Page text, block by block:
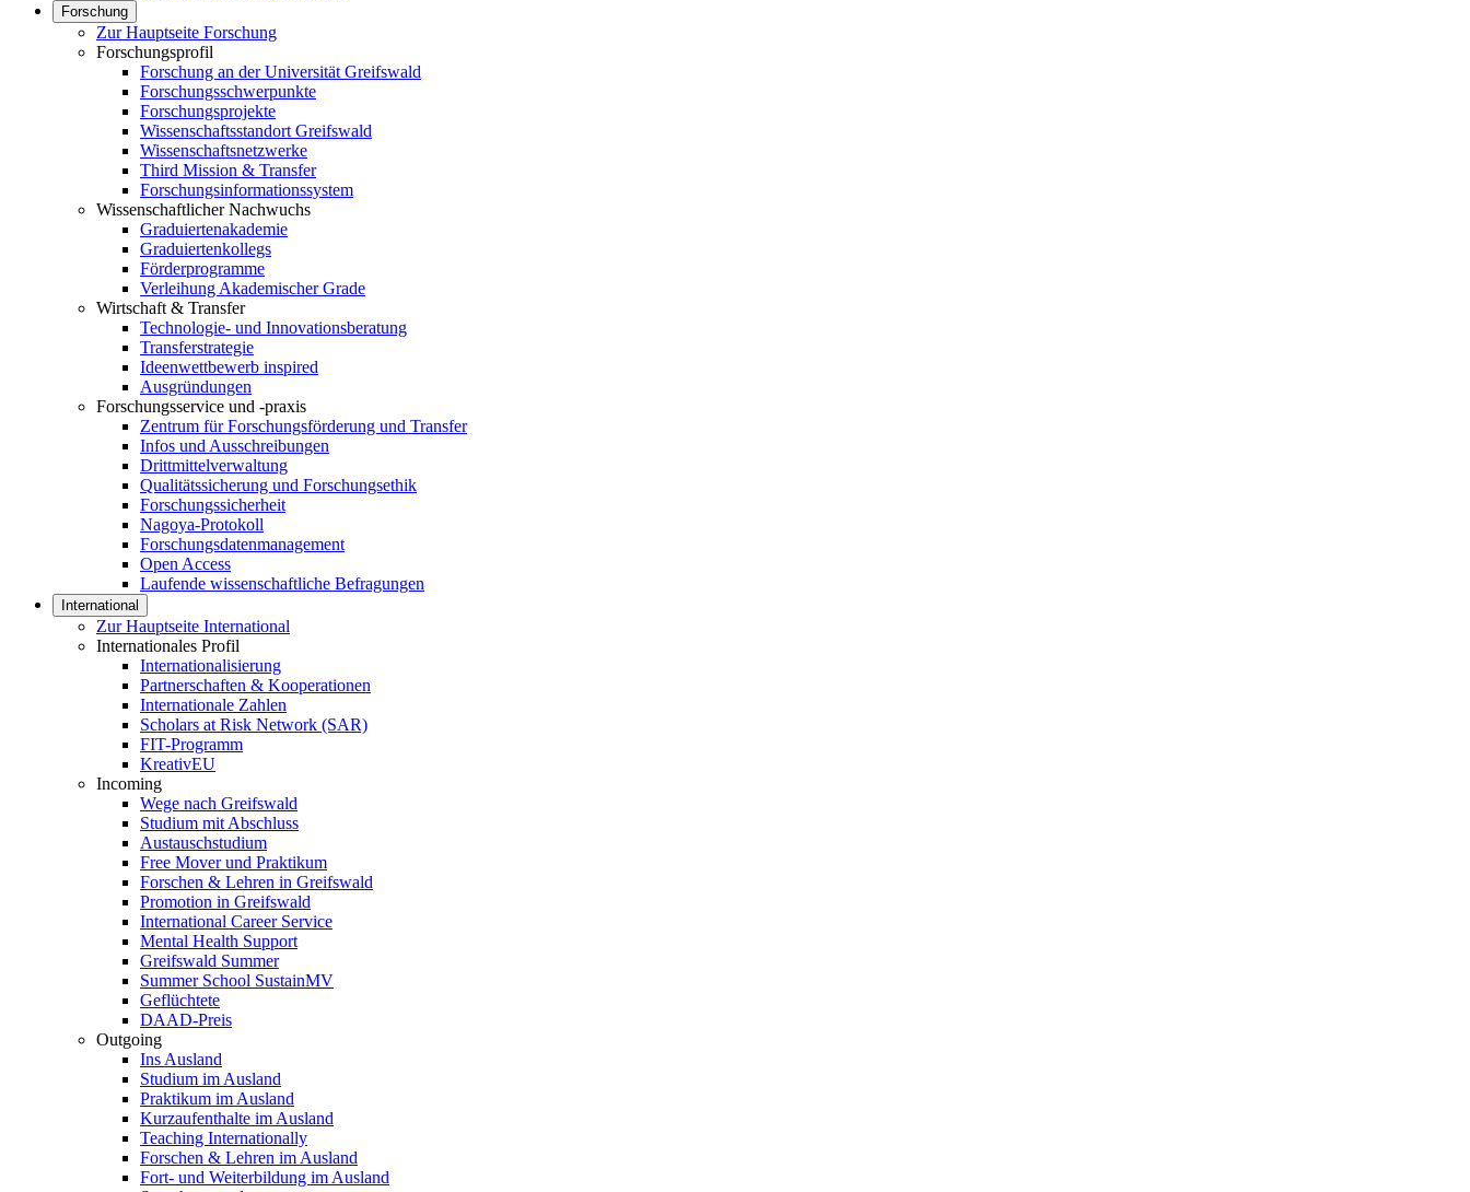
Forschung
Zur Hauptseite Forschung
Forschungsprofil
Forschung an der Universität Greifswald
Forschungsschwerpunkte
Forschungsprojekte
Wissenschaftsstandort Greifswald
Wissenschaftsnetzwerke
Third Mission & Transfer
Forschungsinformationssystem
Wissenschaftlicher Nachwuchs
Graduiertenakademie
Graduiertenkollegs
Förderprogramme
Verleihung Akademischer Grade
Wirtschaft & Transfer
Technologie- und Innovationsberatung
Transferstrategie
Ideenwettbewerb inspired
Ausgründungen
Forschungsservice und -praxis
Zentrum für Forschungsförderung und Transfer
Infos und Ausschreibungen
Drittmittelverwaltung
Qualitätssicherung und Forschungsethik
Forschungssicherheit
Nagoya-Protokoll
Forschungsdatenmanagement
Open Access
Laufende wissenschaftliche Befragungen
International
Zur Hauptseite International
Internationales Profil
Internationalisierung
Partnerschaften & Kooperationen
Internationale Zahlen
Scholars at Risk Network (SAR)
FIT-Programm
KreativEU
Incoming
Wege nach Greifswald
Studium mit Abschluss
Austauschstudium
Free Mover und Praktikum
Forschen & Lehren in Greifswald
Promotion in Greifswald
International Career Service
Mental Health Support
Greifswald Summer
Summer School SustainMV
Geflüchtete
DAAD-Preis
Outgoing
Ins Ausland
Studium im Ausland
Praktikum im Ausland
Kurzaufenthalte im Ausland
Teaching Internationally
Forschen & Lehren im Ausland
Fort- und Weiterbildung im Ausland